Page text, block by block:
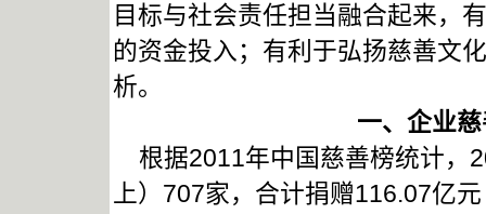
目标与社会责任担当融合起来，
的资金投入；有利于弘扬慈善文
析。
一、企业
根据2011年中国慈善榜统计，
上）707家，合计捐赠116.07亿